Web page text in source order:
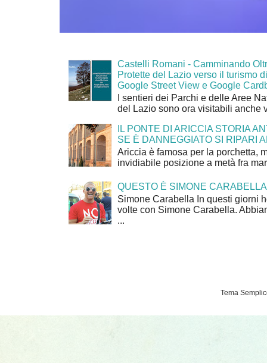
Castelli Romani - Camminando
Protette del Lazio verso il turismo
Google Street View e Google
I sentieri dei Parchi e delle Aree
del Lazio sono ora visitabili anche
IL PONTE DI ARICCIA STORIA
SE È DANNEGGIATO SI RIPARI
Ariccia è famosa per la porchetta,
invidiabile posizione a metà fra
QUESTO È SIMONE CARABELLA
Simone Carabella In questi giorni
volte con Simone Carabella.
...
Tema